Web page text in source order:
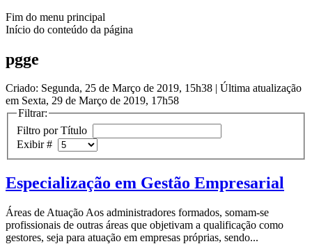
Fim do menu principal
Início do conteúdo da página
pgge
Criado: Segunda, 25 de Março de 2019, 15h38 | Última atualização
em Sexta, 29 de Março de 2019, 17h58
Filtrar:
Filtro por Título
Exibir #
Especialização em Gestão Empresarial
Áreas de Atuação Aos administradores formados, somam-se
profissionais de outras áreas que objetivam a qualificação como
gestores, seja para atuação em empresas próprias, sendo...